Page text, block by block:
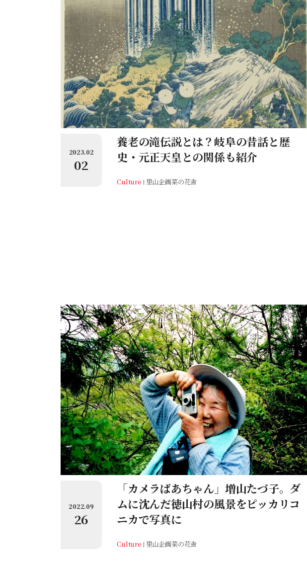
る魏（ぎ）の劉備（りゅうび）に仕えた軍師・諸葛孔明（し
ょかつこうめい）を思わせるエピソードも残ることから“今孔
明（いまこうめい）”の異名でも知られるが、ここでは半兵衛
の人柄を表すエピソードを地元・岐阜県垂井町に伝わる話と
ともに紹介しよう。
2023.02
02
養老の滝伝説とは？岐阜の昔話と歴
史・元正天皇との関係も紹介
Culture 里山企画菜の花舎
2022.09
26
「カメラばあちゃん」増山たづ子。ダ
ムに沈んだ徳山村の風景をピッカリコ
ニカで写真に
Culture 里山企画菜の花舎